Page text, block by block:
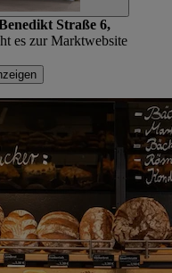
Straße 6,
es zur Marktwebsite